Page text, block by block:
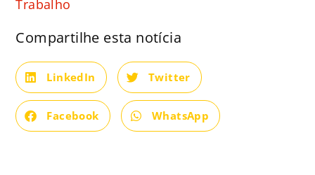
Compartilhe esta notícia
LinkedIn Twitter
Facebook WhatsApp